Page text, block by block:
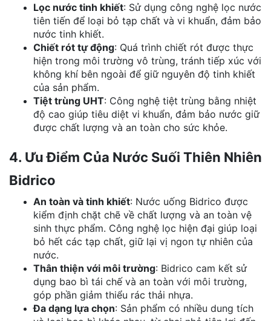
Lọc nước tinh khiết: Sử dụng công nghệ lọc nước
tiên tiến để loại bỏ tạp chất và vi khuẩn, đảm bảo
nước tinh khiết.
Chiết rót tự động: Quá trình chiết rót được thực
hiện trong môi trường vô trùng, tránh tiếp xúc với
không khí bên ngoài để giữ nguyên độ tinh khiết
của sản phẩm.
Tiệt trùng UHT: Công nghệ tiệt trùng bằng nhiệt
độ cao giúp tiêu diệt vi khuẩn, đảm bảo nước giữ
được chất lượng và an toàn cho sức khỏe​.
4. Ưu Điểm Của Nước Suối Thiên Nhiên
Bidrico
An toàn và tinh khiết: Nước uống Bidrico được
kiểm định chặt chẽ về chất lượng và an toàn vệ
sinh thực phẩm. Công nghệ lọc hiện đại giúp loại
bỏ hết các tạp chất, giữ lại vị ngon tự nhiên của
nước.
Thân thiện với môi trường: Bidrico cam kết sử
dụng bao bì tái chế và an toàn với môi trường,
góp phần giảm thiểu rác thải nhựa.
Đa dạng lựa chọn: Sản phẩm có nhiều dung tích